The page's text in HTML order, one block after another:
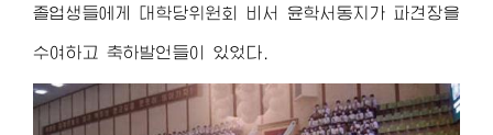
졸업생들에게 대학당위원회 비서 윤학서동지가 파견장을
수여하고 축하발언들이 있었다.